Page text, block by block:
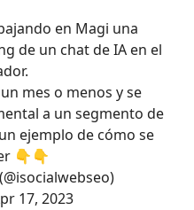
en Magi una
de un chat de IA en el
mes o menos y se
a un segmento de
ejemplo de cómo se
👇👇
17, 2023